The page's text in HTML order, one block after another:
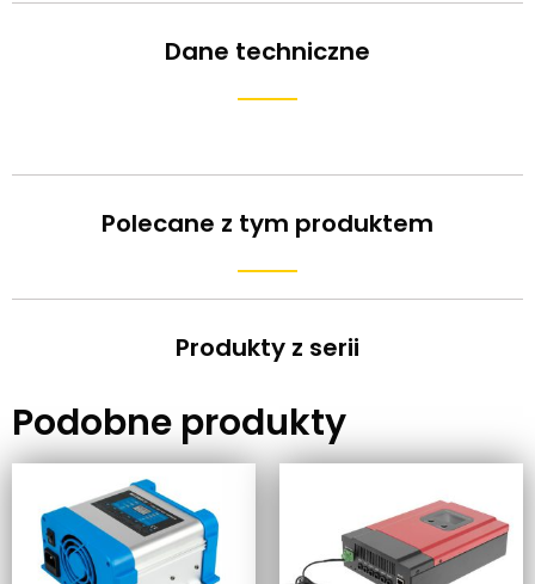
Dane techniczne
Polecane z tym produktem
Produkty z serii
Podobne produkty